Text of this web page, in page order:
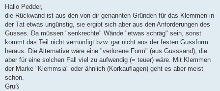
i
r
a
Hallo Pedder,
die Rückwand ist aus den von dir genannten Gründen für das Klemmen in
der Tat etwas ungünstig, sie ergibt sich aber aus den Anforderungen des
Gusses. Da müssen "senkrechte" Wände "etwas schräg" sein, sonst
kommt das Teil nicht vernünfigt bzw. gar nicht aus der festen Gussform
heraus. Die Alternative wäre eine "verlorene Form" (aus Gusssand), die
aber für eine solchen Fall viel zu aufwendig (= teuer) wäre. Mit Klemmen
der Marke "Klemmsia" oder ähnlich (Korkauflagen) geht es aber meist
schon.
Gruß